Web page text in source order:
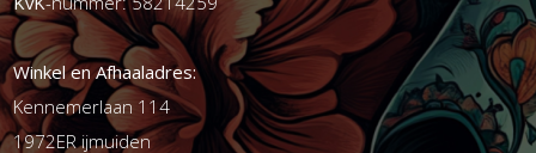
Winkel en Afhaaladres:
Kennemerlaan 114
1972ER ijmuiden